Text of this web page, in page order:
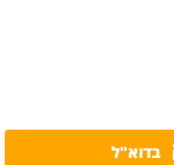
בדוא"ל